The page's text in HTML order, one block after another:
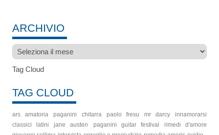
ARCHIVIO
Archivio
Tag Cloud
TAG CLOUD
ars amatoria paganini chitarra paolo fresu mr darcy
innamorarsi
classici latini
jane austen paganini guitar festival
rimedi d'amore